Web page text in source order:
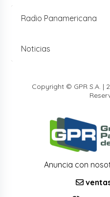
Radio Panamericana
Noticias
Copyright © GPR S.A. |
Anuncia con